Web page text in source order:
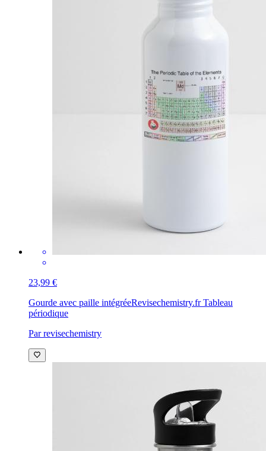
23,99 €
Gourde avec paille intégréeRevisechemistry.fr Tableau
périodique
Par revisechemistry